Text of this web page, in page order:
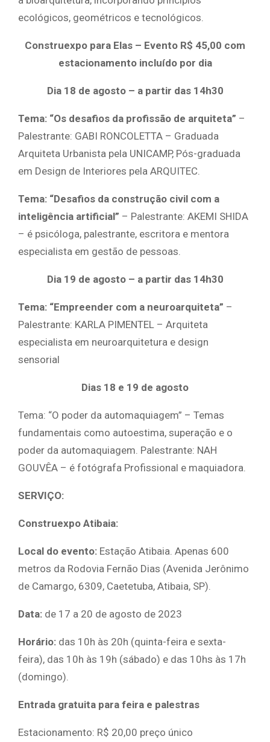
ecológicos, geométricos e tecnológicos.
Construexpo para Elas – Evento R$ 45,00 com
estacionamento incluído por dia
Dia 18 de agosto – a partir das 14h30
Tema: “Os desafios da profissão de arquiteta” –
Palestrante: GABI RONCOLETTA – Graduada
Arquiteta Urbanista pela UNICAMP, Pós-graduada
em Design de Interiores pela ARQUITEC.
Tema: “Desafios da construção civil com a
inteligência artificial” – Palestrante: AKEMI SHIDA
– é psicóloga, palestrante, escritora e mentora
especialista em gestão de pessoas.
Dia 19 de agosto – a partir das 14h30
Tema: “Empreender com a neuroarquiteta” –
Palestrante: KARLA PIMENTEL – Arquiteta
especialista em neuroarquitetura e design
sensorial
Dias 18 e 19 de agosto
Tema: “O poder da automaquiagem” – Temas
fundamentais como autoestima, superação e o
poder da automaquiagem. Palestrante: NAH
GOUVÊA – é fotógrafa Profissional e maquiadora.
SERVIÇO:
Construexpo Atibaia:
Local do evento: Estação Atibaia. Apenas 600
metros da Rodovia Fernão Dias (Avenida Jerônimo
de Camargo, 6309, Caetetuba, Atibaia, SP).
Data: de 17 a 20 de agosto de 2023
Horário: das 10h às 20h (quinta-feira e sexta-
feira), das 10h às 19h (sábado) e das 10hs às 17h
(domingo).
Entrada gratuita para feira e palestras
Estacionamento: R$ 20,00 preço único